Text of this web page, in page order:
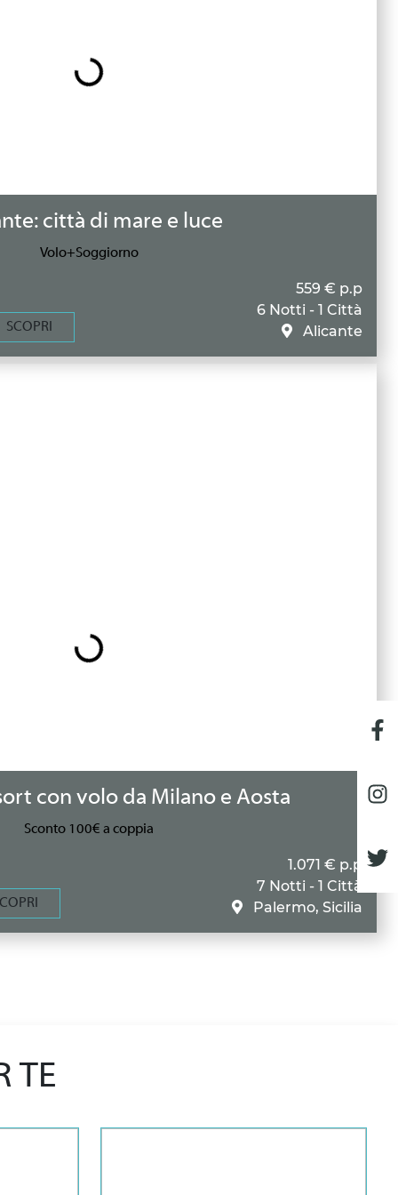
città di mare e luce
Volo+Soggiorno
SCOPRI
559 € p.p
6 Notti - 1 Città
Alicante
con volo da Milano e Aosta
Sconto 100€ a coppia
1.071 € p.p
7 Notti - 1 Città
Palermo, Sicilia
TE